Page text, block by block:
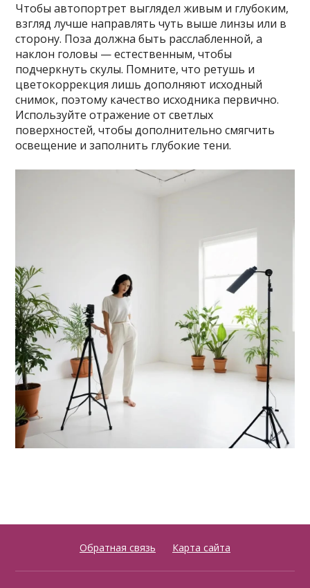
Чтобы автопортрет выглядел живым и глубоким,
взгляд лучше направлять чуть выше линзы или в
сторону. Поза должна быть расслабленной, а
наклон головы — естественным, чтобы
подчеркнуть скулы. Помните, что ретушь и
цветокоррекция лишь дополняют исходный
снимок, поэтому качество исходника первично.
Используйте отражение от светлых
поверхностей, чтобы дополнительно смягчить
освещение и заполнить глубокие тени.
Обратная связь Карта сайта